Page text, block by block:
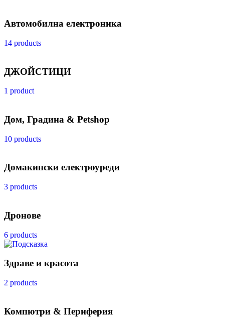
Автомобилна електроника
14 products
ДЖОЙСТИЦИ
1 product
Дом, Градина & Petshop
10 products
Домакински електроуреди
3 products
Дронове
6 products
Здраве и красота
2 products
Компютри & Периферия